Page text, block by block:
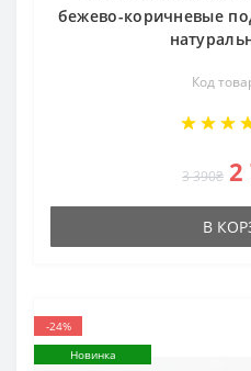
бежево-коричневые
Код
3 390₴ 2
В
-24%
Новинка